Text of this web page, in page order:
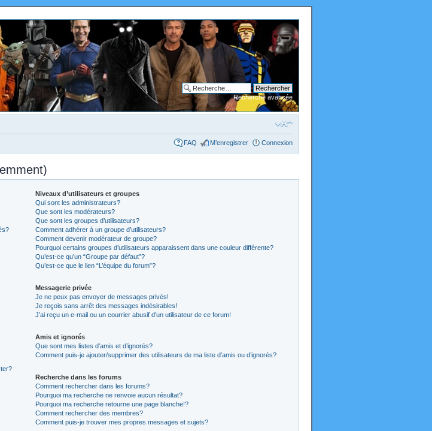
Recherche avancée
FAQ M’enregistrer Connexion
Niveaux d’utilisateurs et groupes
Qui sont les administrateurs?
Que sont les modérateurs?
Que sont les groupes d’utilisateurs?
Comment adhérer à un groupe d’utilisateurs?
Comment devenir modérateur de groupe?
Pourquoi certains groupes d’utilisateurs apparaissent dans une couleur différente?
Qu’est-ce qu’un “Groupe par défaut”?
Qu’est-ce que le lien “L’équipe du forum”?
Messagerie privée
Je ne peux pas envoyer de messages privés!
Je reçois sans arrêt des messages indésirables!
J’ai reçu un e-mail ou un courrier abusif d’un utilisateur de ce forum!
Amis et ignorés
Que sont mes listes d’amis et d’ignorés?
Comment puis-je ajouter/supprimer des utilisateurs de ma liste d’amis ou d’ignorés?
Recherche dans les forums
Comment rechercher dans les forums?
Pourquoi ma recherche ne renvoie aucun résultat?
Pourquoi ma recherche retourne une page blanche!?
Comment rechercher des membres?
Comment puis-je trouver mes propres messages et sujets?